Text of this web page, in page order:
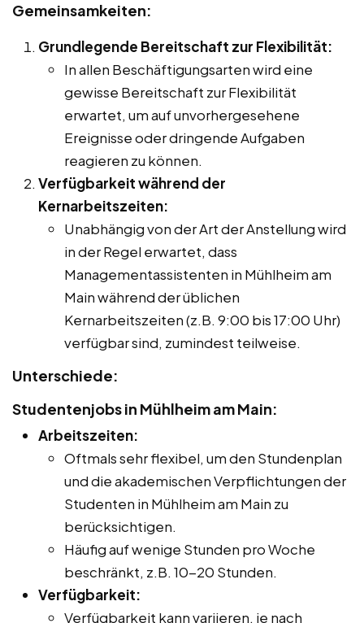
Gemeinsamkeiten:
Grundlegende Bereitschaft zur Flexibilität:
In allen Beschäftigungsarten wird eine
gewisse Bereitschaft zur Flexibilität
erwartet, um auf unvorhergesehene
Ereignisse oder dringende Aufgaben
reagieren zu können.
Verfügbarkeit während der
Kernarbeitszeiten:
Unabhängig von der Art der Anstellung wird
in der Regel erwartet, dass
Managementassistenten in Mühlheim am
Main während der üblichen
Kernarbeitszeiten (z.B. 9:00 bis 17:00 Uhr)
verfügbar sind, zumindest teilweise.
Unterschiede:
Studentenjobs in Mühlheim am Main:
Arbeitszeiten:
Oftmals sehr flexibel, um den Stundenplan
und die akademischen Verpflichtungen der
Studenten in Mühlheim am Main zu
berücksichtigen.
Häufig auf wenige Stunden pro Woche
beschränkt, z.B. 10-20 Stunden.
Verfügbarkeit:
Verfügbarkeit kann variieren, je nach